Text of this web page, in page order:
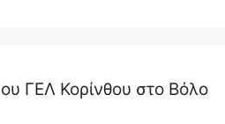
ΓΕΛ Κορίνθου στο Βόλο